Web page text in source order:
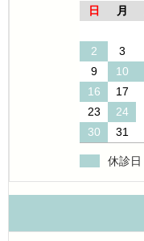
日
月
2
3
9
10
16
17
23
24
30
31
休診日